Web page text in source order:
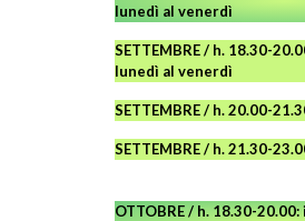
lunedì al venerdì
SETTEMBRE / h. 18.30-
lunedì al venerdì
SETTEMBRE / h. 20.00-
SETTEMBRE / h. 21.30-
OTTOBRE / h. 18.30-20.00: